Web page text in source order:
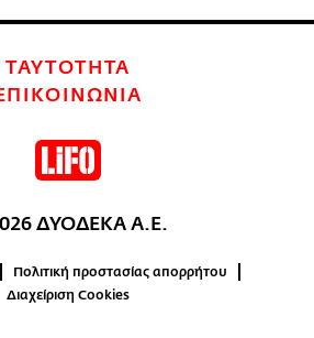
ΤΑΥΤΟΤΗΤΑ
ΔΥΟΔΕΚΑ Α.Ε.
Πολιτική προστασίας απορρήτου
Διαχείριση Cookies